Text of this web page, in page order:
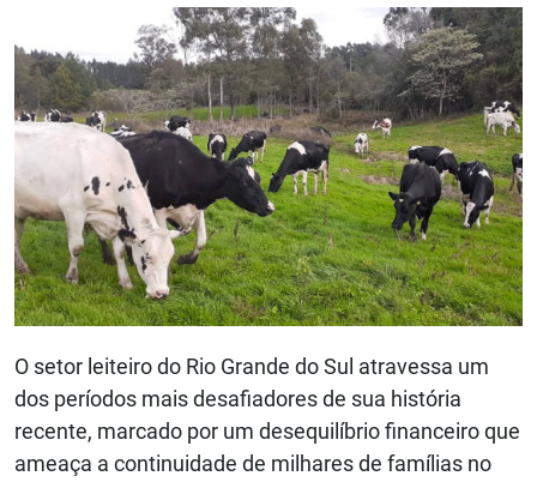
O setor leiteiro do Rio Grande do Sul atravessa um
dos períodos mais desafiadores de sua história
recente, marcado por um desequilíbrio financeiro que
ameaça a continuidade de milhares de famílias no